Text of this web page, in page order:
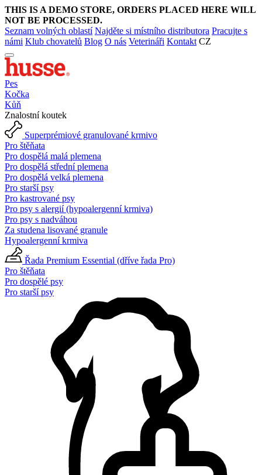
THIS IS A DEMO STORE, ORDERS PLACED HERE WILL
NOT BE PROCESSED.
Seznam volných oblastí Najděte si místního distributora Pracujte s
námi Klub chovatelů Blog O nás Veterináři Kontakt CZ
Pes
Kočka
Kůň
Znalostní koutek
Superprémiové granulované krmivo
Pro štěňata
Pro dospělá malá plemena
Pro dospělá střední plemena
Pro dospělá velká plemena
Pro starší psy
Pro kastrované psy
Pro psy s alergií (hypoalergenní krmiva)
Pro psy s nadváhou
Za studena lisované granule
Hypoalergenní krmiva
Řada Premium Essential (dříve řada Pro)
Pro štěňata
Pro dospělé psy
Pro starší psy